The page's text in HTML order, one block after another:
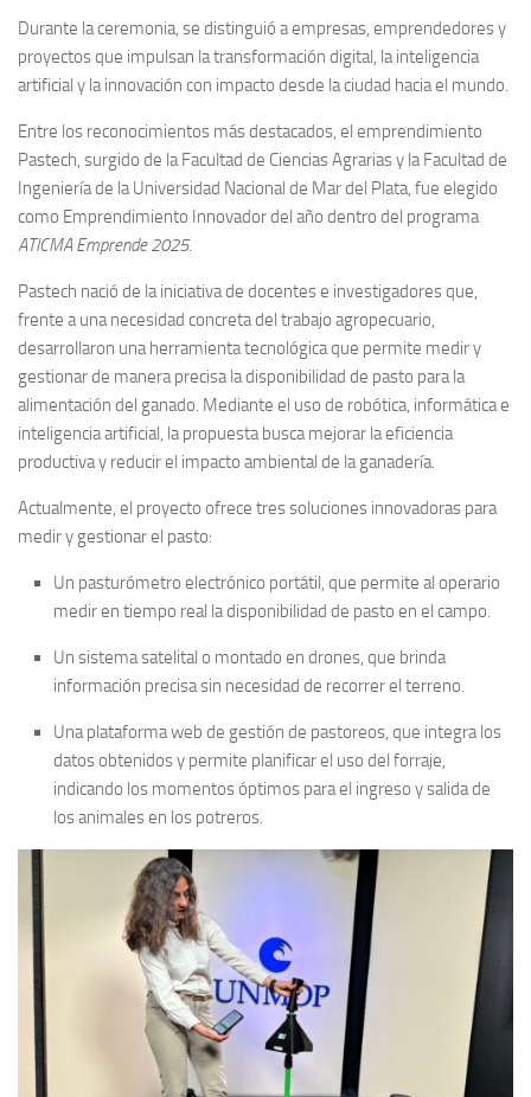
Durante la ceremonia, se distinguió a empresas, emprendedores y
proyectos que impulsan la transformación digital, la inteligencia
artificial y la innovación con impacto desde la ciudad hacia el mundo.
Entre los reconocimientos más destacados, el emprendimiento
Pastech, surgido de la Facultad de Ciencias Agrarias y la Facultad de
Ingeniería de la Universidad Nacional de Mar del Plata, fue elegido
como Emprendimiento Innovador del año dentro del programa
ATICMA Emprende 2025.
Pastech nació de la iniciativa de docentes e investigadores que,
frente a una necesidad concreta del trabajo agropecuario,
desarrollaron una herramienta tecnológica que permite medir y
gestionar de manera precisa la disponibilidad de pasto para la
alimentación del ganado. Mediante el uso de robótica, informática e
inteligencia artificial, la propuesta busca mejorar la eficiencia
productiva y reducir el impacto ambiental de la ganadería.
Actualmente, el proyecto ofrece tres soluciones innovadoras para
medir y gestionar el pasto:
Un pasturómetro electrónico portátil, que permite al operario
medir en tiempo real la disponibilidad de pasto en el campo.
Un sistema satelital o montado en drones, que brinda
información precisa sin necesidad de recorrer el terreno.
Una plataforma web de gestión de pastoreos, que integra los
datos obtenidos y permite planificar el uso del forraje,
indicando los momentos óptimos para el ingreso y salida de
los animales en los potreros.